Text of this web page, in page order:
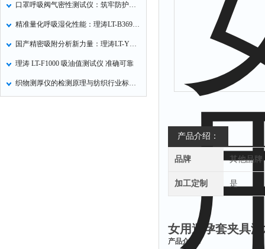
口罩呼吸阀气密性测试仪：筑牢防护口罩的质量关卡
精准量化呼吸湿化性能：理涛LT-B369湿化器数据采集装置技术解析
国产精密吸附分析新力量：理涛LT-Y019A全自动高压吸附仪的性能与应用解析
理涛 LT-F1000 吸油值测试仪 准确可靠
织物测厚仪的检测原理与纺织行业标准化应用
产品介绍：
品牌 其他品牌
加工定制 是
女用避孕套夹具
产品介绍
：